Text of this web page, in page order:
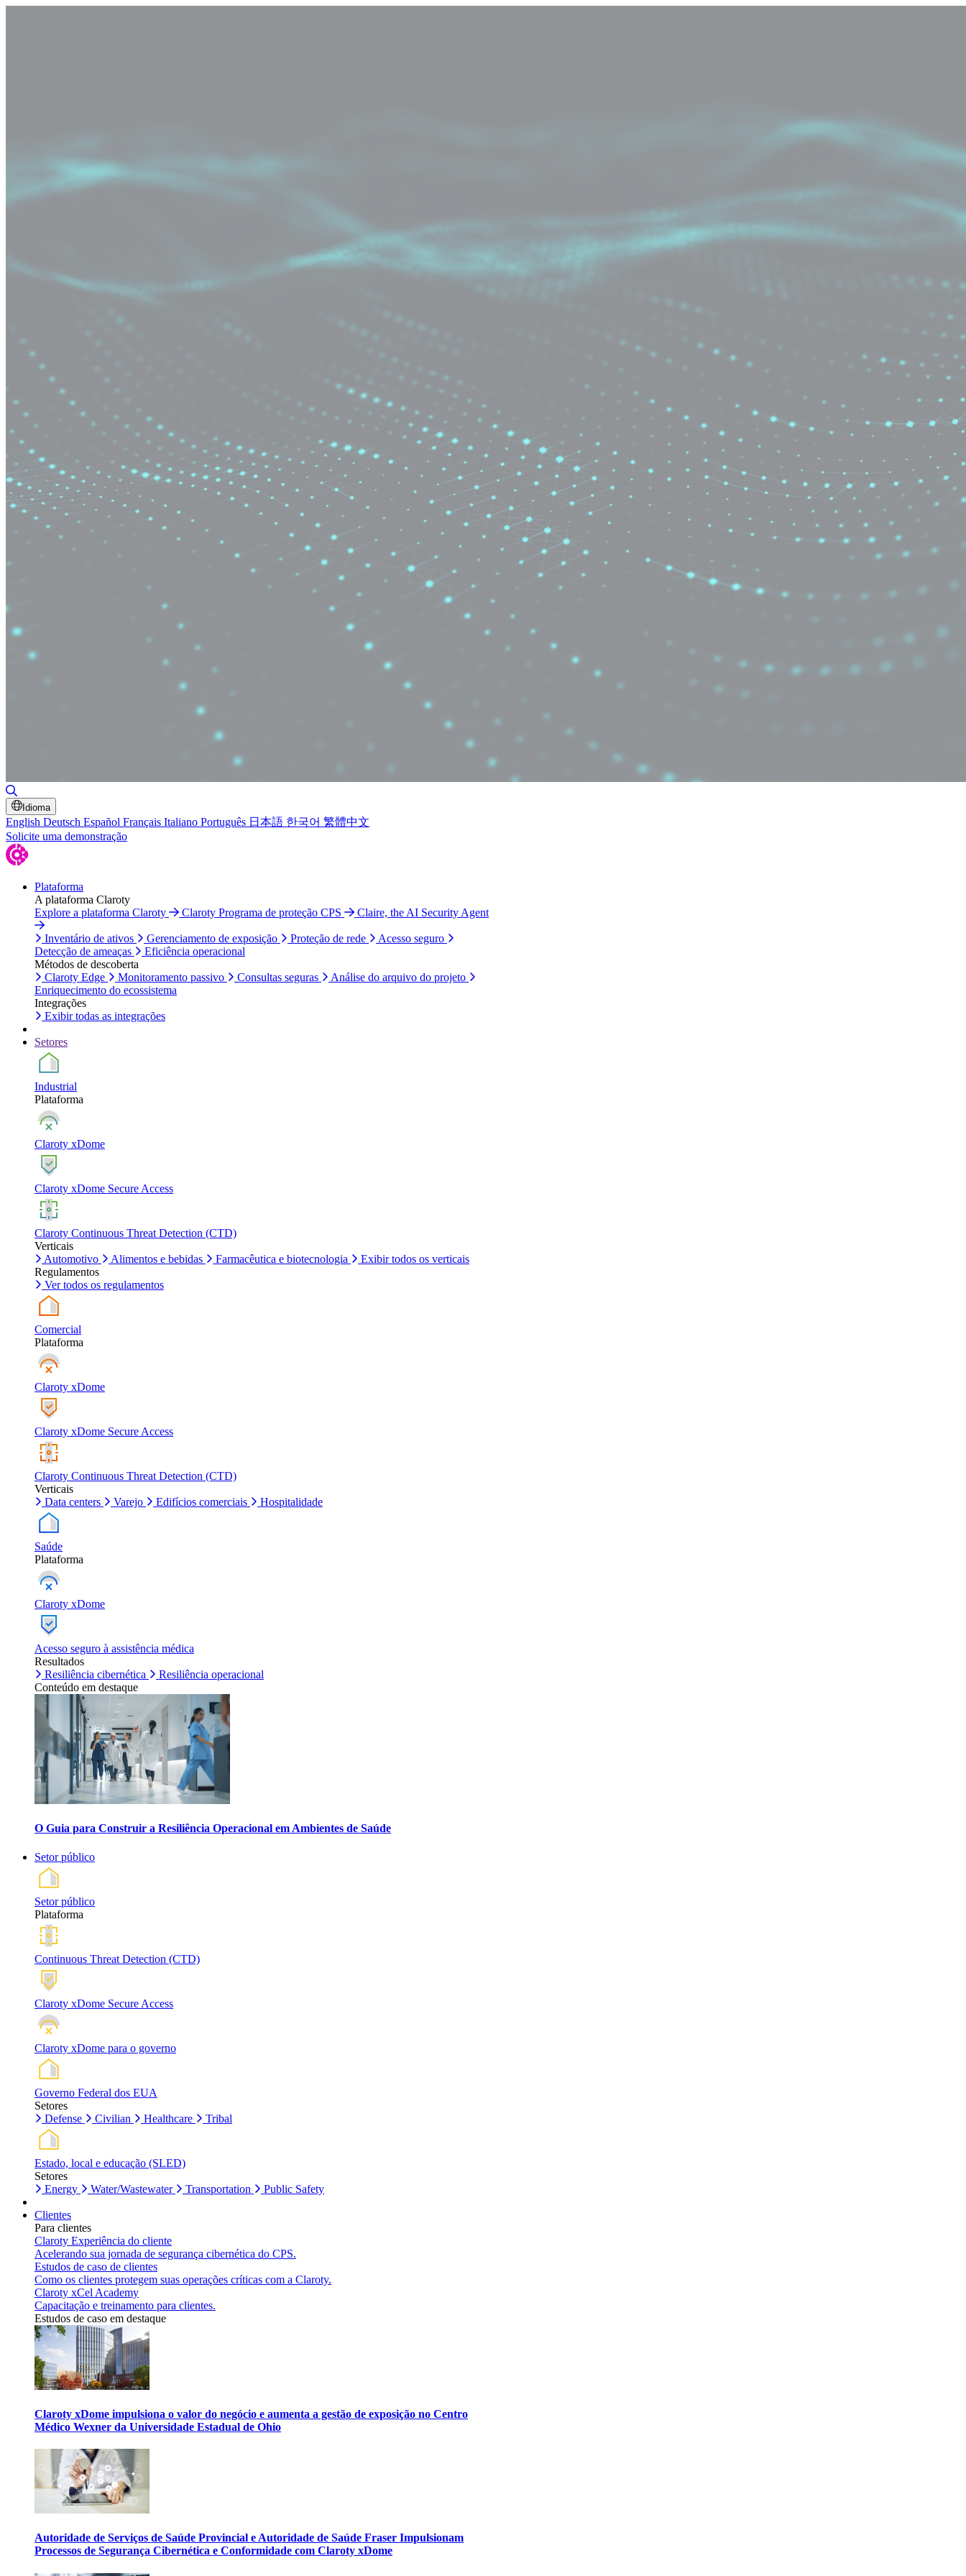
Idioma
English Deutsch Español Français Italiano Português 日本語 한국어 繁體中文
Solicite uma demonstração
Plataforma
A plataforma Claroty
Explore a plataforma Claroty
Claroty Programa de proteção CPS Claire, the AI Security Agent
Inventário de ativos Gerenciamento de exposição Proteção de rede
Acesso seguro
Detecção de ameaças
Eficiência operacional
Métodos de descoberta
Claroty Edge
Monitoramento passivo Consultas seguras
Análise do arquivo do projeto
Enriquecimento do ecossistema
Integrações
Exibir todas as integrações
Setores
Industrial
Plataforma
Claroty xDome
Claroty xDome Secure Access
Claroty Continuous Threat Detection (CTD)
Verticais
Automotivo
Alimentos e bebidas Farmacêutica e biotecnologia
Exibir todos os verticais
Regulamentos
Ver todos os regulamentos
Comercial
Plataforma
Claroty xDome
Claroty xDome Secure Access
Claroty Continuous Threat Detection (CTD)
Verticais
Data centers
Varejo Edifícios comerciais Hospitalidade
Saúde
Plataforma
Claroty xDome
Acesso seguro à assistência médica
Resultados
Resiliência cibernética
Resiliência operacional
Conteúdo em destaque
O Guia para Construir a Resiliência Operacional em Ambientes de Saúde
Setor público
Setor público
Plataforma
Continuous Threat Detection (CTD)
Claroty xDome Secure Access
Claroty xDome para o governo
Governo Federal dos EUA
Setores
Defense
Civilian Healthcare Tribal
Estado, local e educação (SLED)
Setores
Energy
Water/Wastewater Transportation Public Safety
Clientes
Para clientes
Claroty Experiência do cliente
Acelerando sua jornada de segurança cibernética do CPS.
Estudos de caso de clientes
Como os clientes protegem suas operações críticas com a Claroty.
Claroty xCel Academy
Capacitação e treinamento para clientes.
Estudos de caso em destaque
Claroty xDome impulsiona o valor do negócio e aumenta a gestão de exposição no Centro
Médico Wexner da Universidade Estadual de Ohio
Autoridade de Serviços de Saúde Provincial e Autoridade de Saúde Fraser Impulsionam
Processos de Segurança Cibernética e Conformidade com Claroty xDome